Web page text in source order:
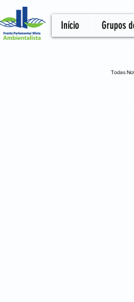
Início Grupos
Todas